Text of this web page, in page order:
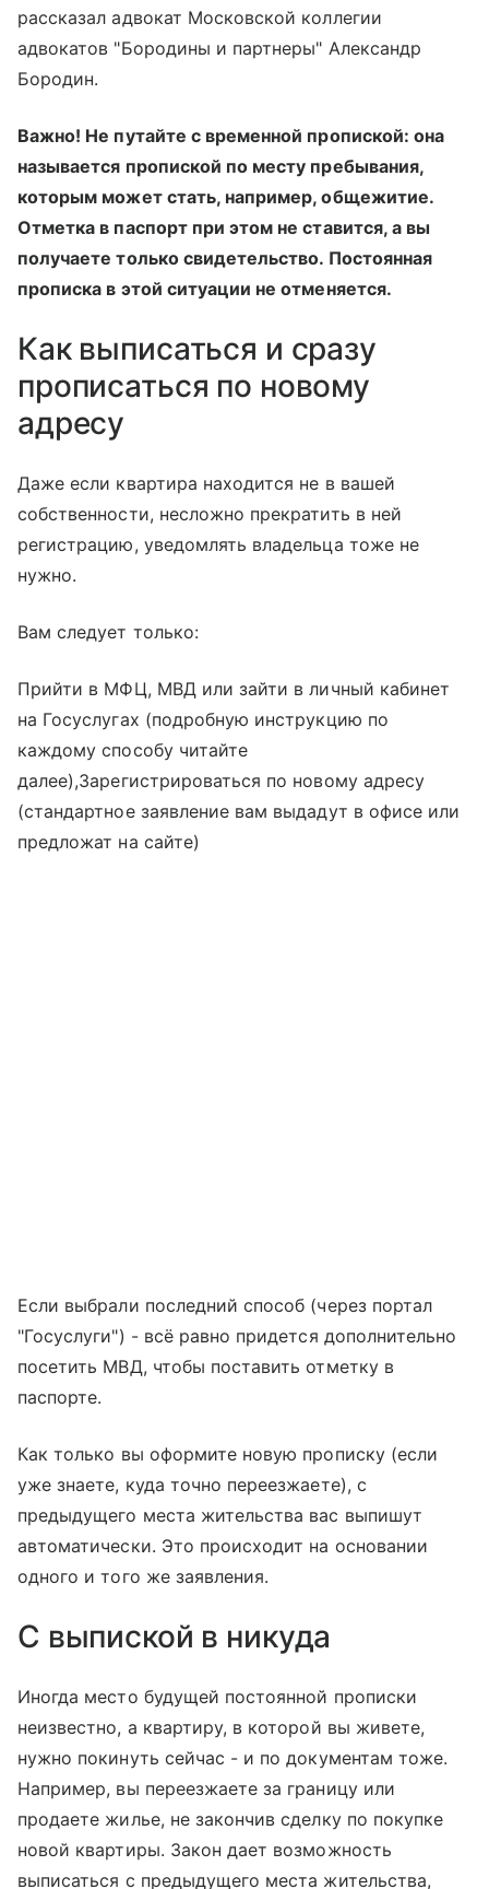
рассказал адвокат Московской коллегии
адвокатов "Бородины и партнеры" Александр
Бородин.
Важно! Не путайте с временной пропиской: она
называется пропиской по месту пребывания,
которым может стать, например, общежитие.
Отметка в паспорт при этом не ставится, а вы
получаете только свидетельство. Постоянная
прописка в этой ситуации не отменяется.
Как выписаться и сразу
прописаться по новому
адресу
Даже если квартира находится не в вашей
собственности, несложно прекратить в ней
регистрацию, уведомлять владельца тоже не
нужно.
Вам следует только:
Прийти в МФЦ, МВД или зайти в личный кабинет
на Госуслугах (подробную инструкцию по
каждому способу читайте
далее),Зарегистрироваться по новому адресу
(стандартное заявление вам выдадут в офисе или
предложат на сайте)
Если выбрали последний способ (через портал
"Госуслуги") - всё равно придется дополнительно
посетить МВД, чтобы поставить отметку в
паспорте.
Как только вы оформите новую прописку (если
уже знаете, куда точно переезжаете), с
предыдущего места жительства вас выпишут
автоматически. Это происходит на основании
одного и того же заявления.
С выпиской в никуда
Иногда место будущей постоянной прописки
неизвестно, а квартиру, в которой вы живете,
нужно покинуть сейчас - и по документам тоже.
Например, вы переезжаете за границу или
продаете жилье, не закончив сделку по покупке
новой квартиры. Закон дает возможность
выписаться с предыдущего места жительства,